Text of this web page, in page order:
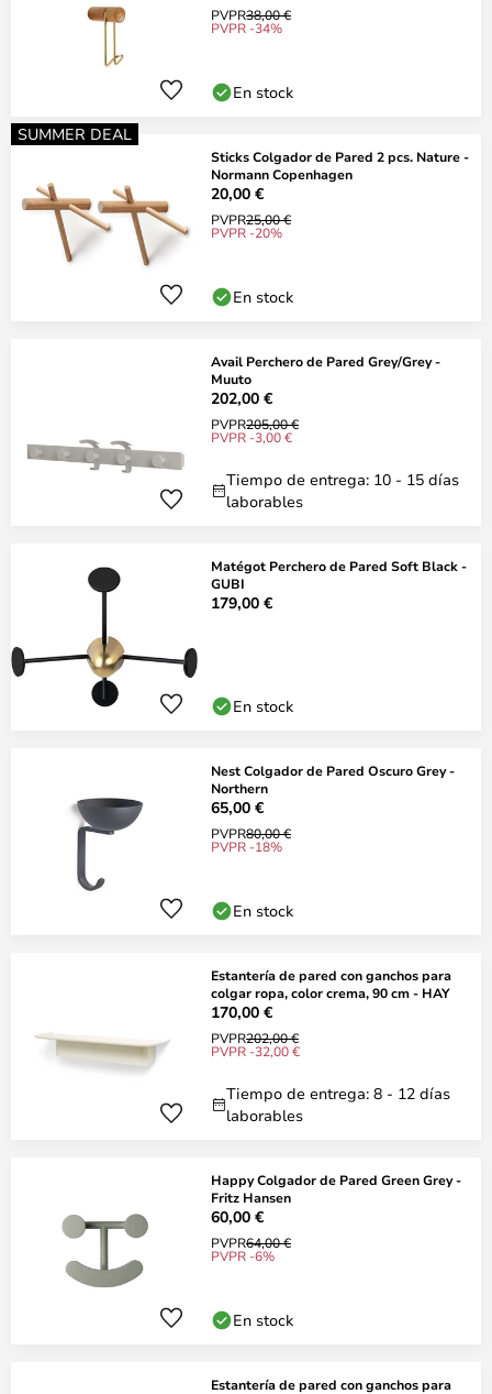
PVPR38,00 €
PVPR -34%
En stock
SUMMER DEAL
Sticks Colgador de Pared 2 pcs. Nature -
Normann Copenhagen
20,00 €
PVPR25,00 €
PVPR -20%
En stock
Avail Perchero de Pared Grey/Grey -
Muuto
202,00 €
PVPR205,00 €
PVPR -3,00 €
Tiempo de entrega: 10 - 15 días
laborables
Matégot Perchero de Pared Soft Black -
GUBI
179,00 €
En stock
Nest Colgador de Pared Oscuro Grey -
Northern
65,00 €
PVPR80,00 €
PVPR -18%
En stock
Estantería de pared con ganchos para
colgar ropa, color crema, 90 cm - HAY
170,00 €
PVPR202,00 €
PVPR -32,00 €
Tiempo de entrega: 8 - 12 días
laborables
Happy Colgador de Pared Green Grey -
Fritz Hansen
60,00 €
PVPR64,00 €
PVPR -6%
En stock
Estantería de pared con ganchos para